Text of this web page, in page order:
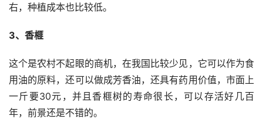
右，种植成本也比较低。
3、香榧
这个是农村不起眼的商机，在我国比较少见，它可以作为食
用油的原料，还可以做成芳香油，还具有药用价值，市面上
一斤要30元，并且香榧树的寿命很长，可以存活好几百
年，前景还是不错的。